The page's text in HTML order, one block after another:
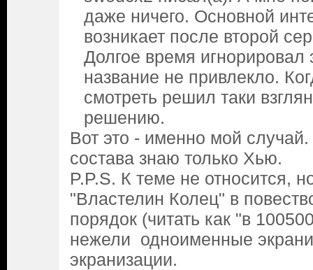
даже ничего. Основной
возникает после второй
Долгое время игнорировал
название не привлекло.
смотреть решил таки
решению.
Вот это - именно мой случай.
состава знаю только Хью.
P.P.S. К теме не относится,
"Властелин Колец" в
порядок (читать как "в
нежели одноименные
экранизации.